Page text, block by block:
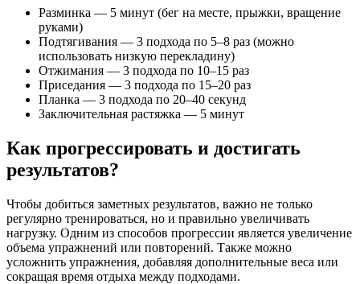
Разминка — 5 минут (бег на месте, прыжки, вращение
руками)
Подтягивания — 3 подхода по 5–8 раз (можно
использовать низкую перекладину)
Отжимания — 3 подхода по 10–15 раз
Приседания — 3 подхода по 15–20 раз
Планка — 3 подхода по 20–40 секунд
Заключительная растяжка — 5 минут
Как прогрессировать и достигать
результатов?
Чтобы добиться заметных результатов, важно не только
регулярно тренироваться, но и правильно увеличивать
нагрузку. Одним из способов прогрессии является увеличение
объема упражнений или повторений. Также можно
усложнить упражнения, добавляя дополнительные веса или
сокращая время отдыха между подходами.